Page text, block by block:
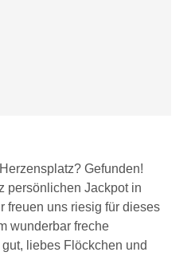
Gefunden!
persönlichen Jackpot in
freuen uns riesig für dieses
wunderbar freche
liebes Flöckchen und